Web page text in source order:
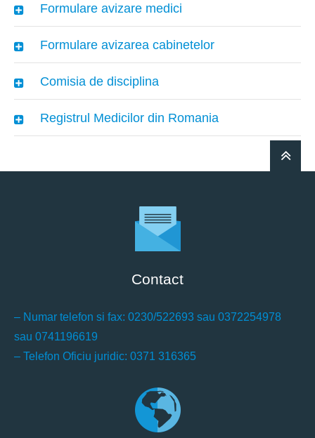
Formulare avizare medici
Formulare avizarea cabinetelor
Comisia de disciplina
Registrul Medicilor din Romania
Contact
– Numar telefon si fax: 0230/522693 sau 0372254978
sau 0741196619
– Telefon Oficiu juridic: 0371 316365